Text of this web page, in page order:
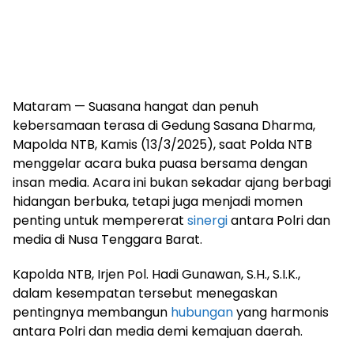
Mataram — Suasana hangat dan penuh
kebersamaan terasa di Gedung Sasana Dharma,
Mapolda NTB, Kamis (13/3/2025), saat Polda NTB
menggelar acara buka puasa bersama dengan
insan media. Acara ini bukan sekadar ajang berbagi
hidangan berbuka, tetapi juga menjadi momen
penting untuk mempererat sinergiantara Polri dan
media di Nusa Tenggara Barat.
Kapolda NTB, Irjen Pol. Hadi Gunawan, S.H., S.I.K.,
dalam kesempatan tersebut menegaskan
pentingnya membangun hubunganyang harmonis
antara Polri dan media demi kemajuan daerah.